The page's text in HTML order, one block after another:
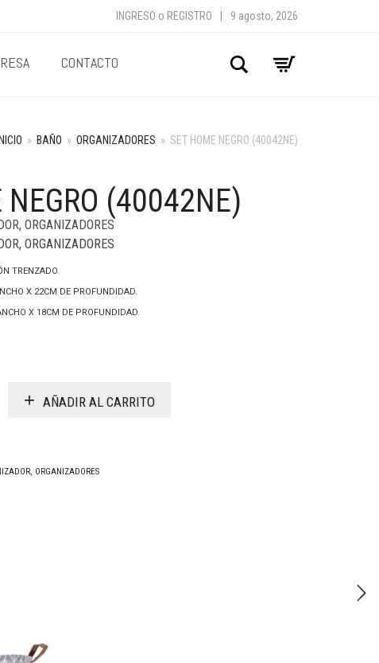
INGRESO o REGISTRO 9 agosto, 2026
CONTACTO Buscar
INICIO » BAÑO » ORGANIZADORES » SET HOME NEGRO (40042NE)
NEGRO (40042NE)
, ORGANIZADORES
, ORGANIZADORES
TRENZADO.
X 22CM DE PROFUNDIDAD.
X 18CM DE PROFUNDIDAD.
AÑADIR AL CARRITO
, ORGANIZADORES